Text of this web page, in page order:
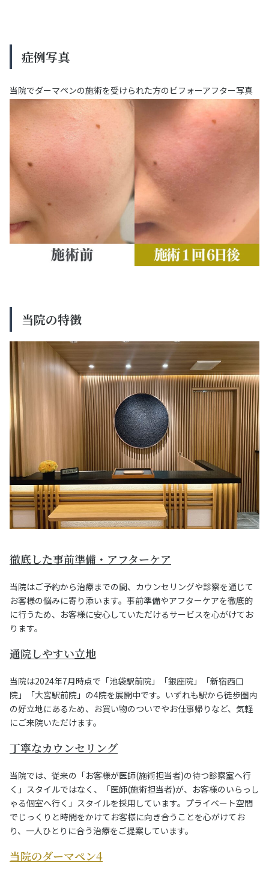
症例写真
当院でダーマペンの施術を受けられた方のビフォーアフター写真
をご紹介しますので、ぜひ参考にしてみてください。
当院の特徴
徹底した事前準備・アフターケア
当院はご予約から治療までの間、カウンセリングや診察を通じて
お客様の悩みに寄り添います。事前準備やアフターケアを徹底的
に行うため、お客様に安心していただけるサービスを心がけてお
ります。
通院しやすい立地
当院は2024年7月時点で「池袋駅前院」「銀座院」「新宿西口
院」「大宮駅前院」の4院を展開中です。いずれも駅から徒歩圏内
の好立地にあるため、お買い物のついでやお仕事帰りなど、気軽
にご来院いただけます。
丁寧なカウンセリング
当院では、従来の「お客様が医師(施術担当者)の待つ診察室へ行
く」スタイルではなく、「医師(施術担当者)が、お客様のいらっし
ゃる個室へ行く」スタイルを採用しています。プライベート空間
でじっくりと時間をかけてお客様に向き合うことを心がけてお
り、一人ひとりに合う治療をご提案しています。
当院のダーマペン4